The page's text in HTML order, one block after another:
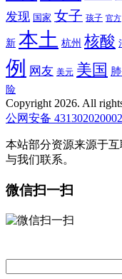
发现 国家 女子 孩子 官方
新 本土 杭州 核酸
例
网友 美元 美国
险
Copyright 2026. All
公网安备
本站部分资源来源于
与我们联系。
微信扫一扫